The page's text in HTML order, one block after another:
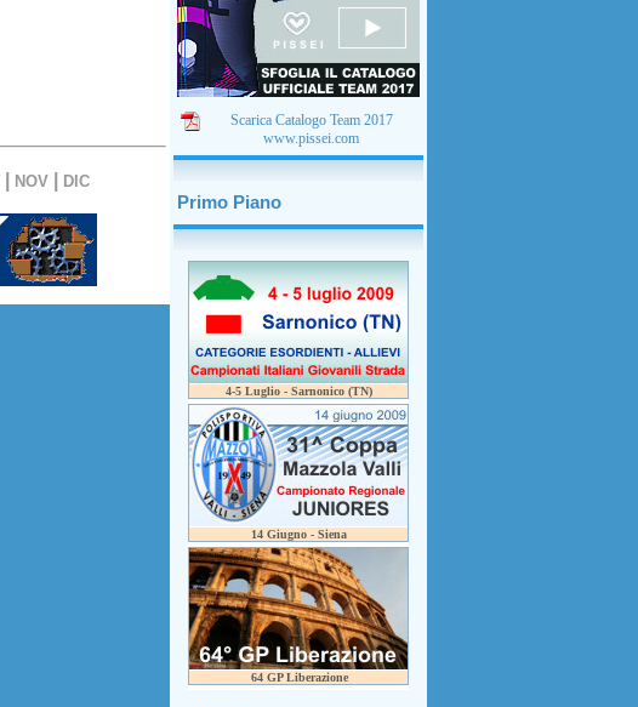
NOV DIC
Scarica Catalogo Team 2017
www.pissei.com
Primo Piano
4-5 Luglio - Sarnonico (TN)
14 Giugno - Siena
64 GP Liberazione